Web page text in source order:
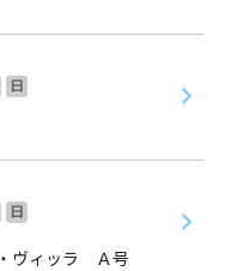
日
日
ヴィッラ Ａ号